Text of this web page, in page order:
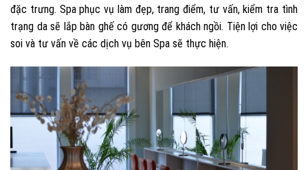
đặc trưng. Spa phục vụ làm đẹp, trang điểm, tư vấn, kiểm tra tình
trạng da sẽ lắp bàn ghế có gương để khách ngồi. Tiện lợi cho việc
soi và tư vấn về các dịch vụ bên Spa sẽ thực hiện.